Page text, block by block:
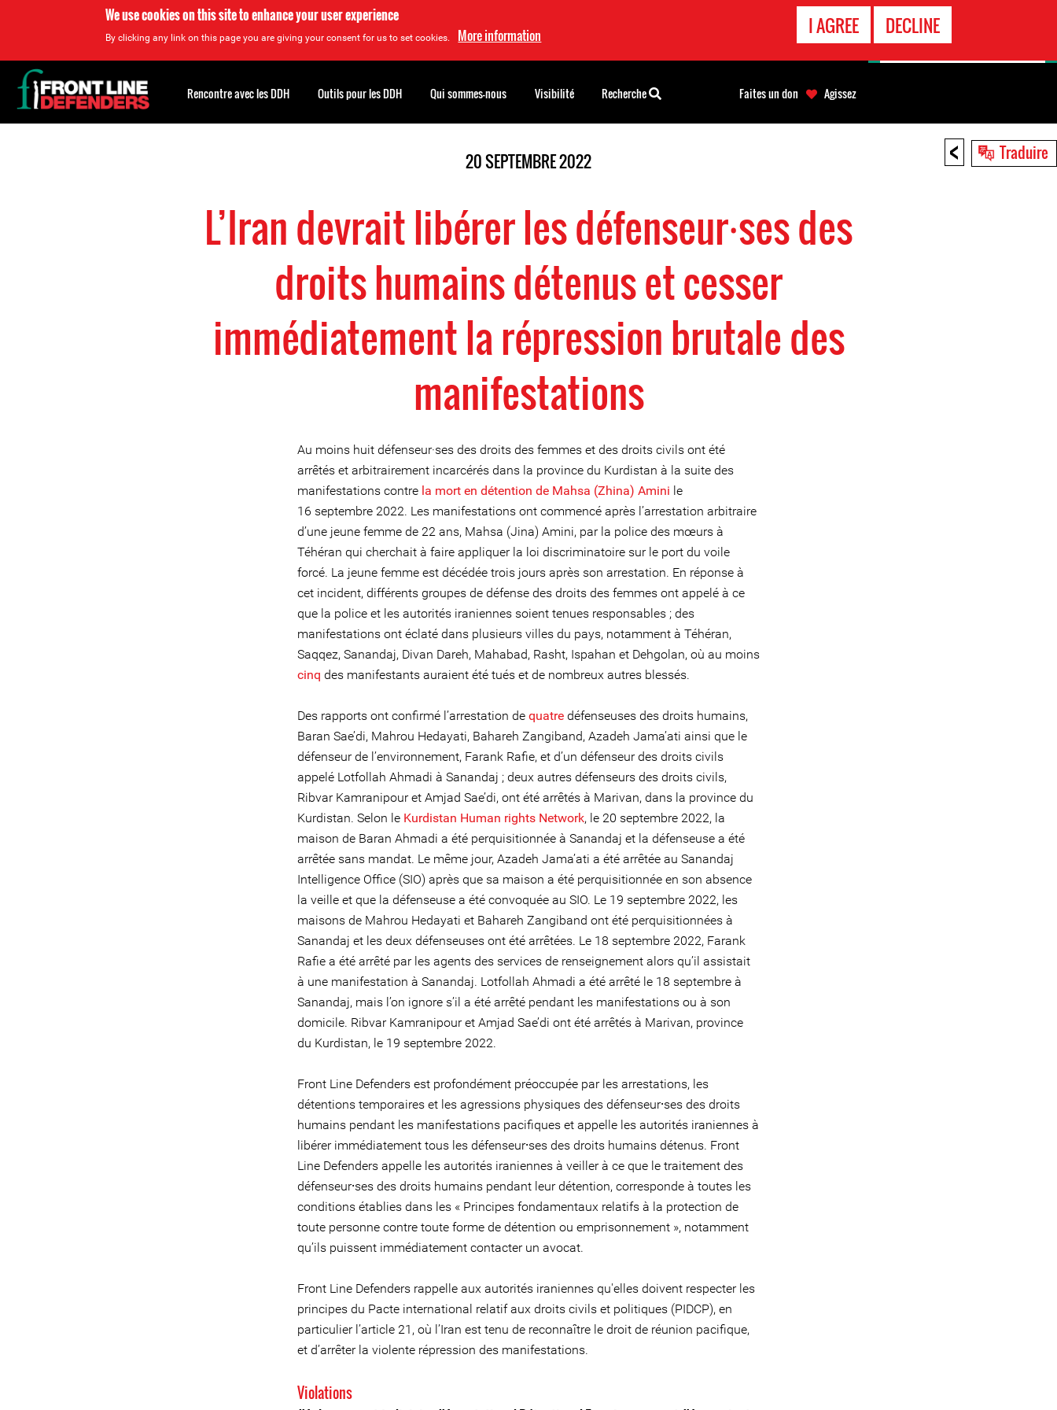
We use cookies on this site to enhance your user experience
By clicking any link on this page you are giving your consent for us to set cookies. More information I AGREE DECLINE
< Traduire
20 SEPTEMBRE 2022
L’Iran devrait libérer les défenseur⸱ses des
droits humains détenus et cesser
immédiatement la répression brutale des
manifestations
Au moins huit défenseur·ses des droits des femmes et des droits civils ont été
arrêtés et arbitrairement incarcérés dans la province du Kurdistan à la suite des
manifestations contre la mort en détention de Mahsa (Zhina) Amini le
16 septembre 2022. Les manifestations ont commencé après l’arrestation arbitraire
d’une jeune femme de 22 ans, Mahsa (Jina) Amini, par la police des mœurs à
Téhéran qui cherchait à faire appliquer la loi discriminatoire sur le port du voile
forcé. La jeune femme est décédée trois jours après son arrestation. En réponse à
cet incident, différents groupes de défense des droits des femmes ont appelé à ce
que la police et les autorités iraniennes soient tenues responsables ; des
manifestations ont éclaté dans plusieurs villes du pays, notamment à Téhéran,
Saqqez, Sanandaj, Divan Dareh, Mahabad, Rasht, Ispahan et Dehgolan, où au moins
cinq des manifestants auraient été tués et de nombreux autres blessés.
Des rapports ont confirmé l’arrestation de quatre défenseuses des droits humains,
Baran Sae’di, Mahrou Hedayati, Bahareh Zangiband, Azadeh Jama’ati ainsi que le
défenseur de l’environnement, Farank Rafie, et d’un défenseur des droits civils
appelé Lotfollah Ahmadi à Sanandaj ; deux autres défenseurs des droits civils,
Ribvar Kamranipour et Amjad Sae’di, ont été arrêtés à Marivan, dans la province du
Kurdistan. Selon le Kurdistan Human rights Network, le 20 septembre 2022, la
maison de Baran Ahmadi a été perquisitionnée à Sanandaj et la défenseuse a été
arrêtée sans mandat. Le même jour, Azadeh Jama’ati a été arrêtée au Sanandaj
Intelligence Office (SIO) après que sa maison a été perquisitionnée en son absence
la veille et que la défenseuse a été convoquée au SIO. Le 19 septembre 2022, les
maisons de Mahrou Hedayati et Bahareh Zangiband ont été perquisitionnées à
Sanandaj et les deux défenseuses ont été arrêtées. Le 18 septembre 2022, Farank
Rafie a été arrêté par les agents des services de renseignement alors qu’il assistait
à une manifestation à Sanandaj. Lotfollah Ahmadi a été arrêté le 18 septembre à
Sanandaj, mais l’on ignore s’il a été arrêté pendant les manifestations ou à son
domicile. Ribvar Kamranipour et Amjad Sae’di ont été arrêtés à Marivan, province
du Kurdistan, le 19 septembre 2022.
Front Line Defenders est profondément préoccupée par les arrestations, les
détentions temporaires et les agressions physiques des défenseur⸱ses des droits
humains pendant les manifestations pacifiques et appelle les autorités iraniennes à
libérer immédiatement tous les défenseur⸱ses des droits humains détenus. Front
Line Defenders appelle les autorités iraniennes à veiller à ce que le traitement des
défenseur⸱ses des droits humains pendant leur détention, corresponde à toutes les
conditions établies dans les « Principes fondamentaux relatifs à la protection de
toute personne contre toute forme de détention ou emprisonnement », notamment
qu’ils puissent immédiatement contacter un avocat.
Front Line Defenders rappelle aux autorités iraniennes qu'elles doivent respecter les
principes du Pacte international relatif aux droits civils et politiques (PIDCP), en
particulier l’article 21, où l’Iran est tenu de reconnaître le droit de réunion pacifique,
et d’arrêter la violente répression des manifestations.
Violations
Back
to
top
Rencontre avec les DDH Outils pour les DDH Qui sommes-nous Visibilité Recherche Faites un don Agissez
D'URGENCE